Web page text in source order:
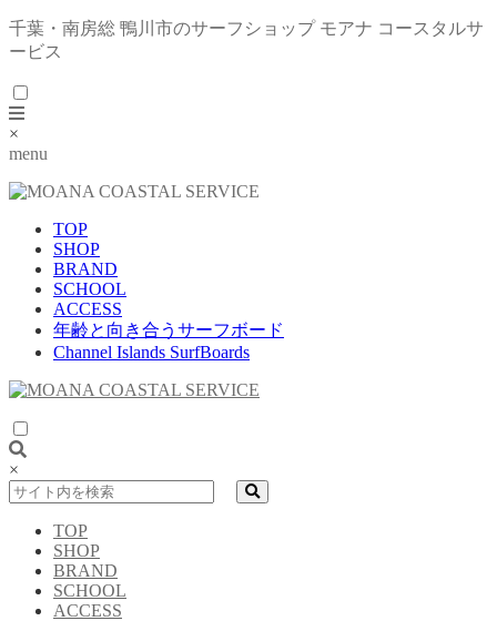
千葉・南房総 鴨川市のサーフショップ モアナ コースタルサ
ービス
×
menu
TOP
SHOP
BRAND
SCHOOL
ACCESS
年齢と向き合うサーフボード
Channel Islands SurfBoards
×
TOP
SHOP
BRAND
SCHOOL
ACCESS